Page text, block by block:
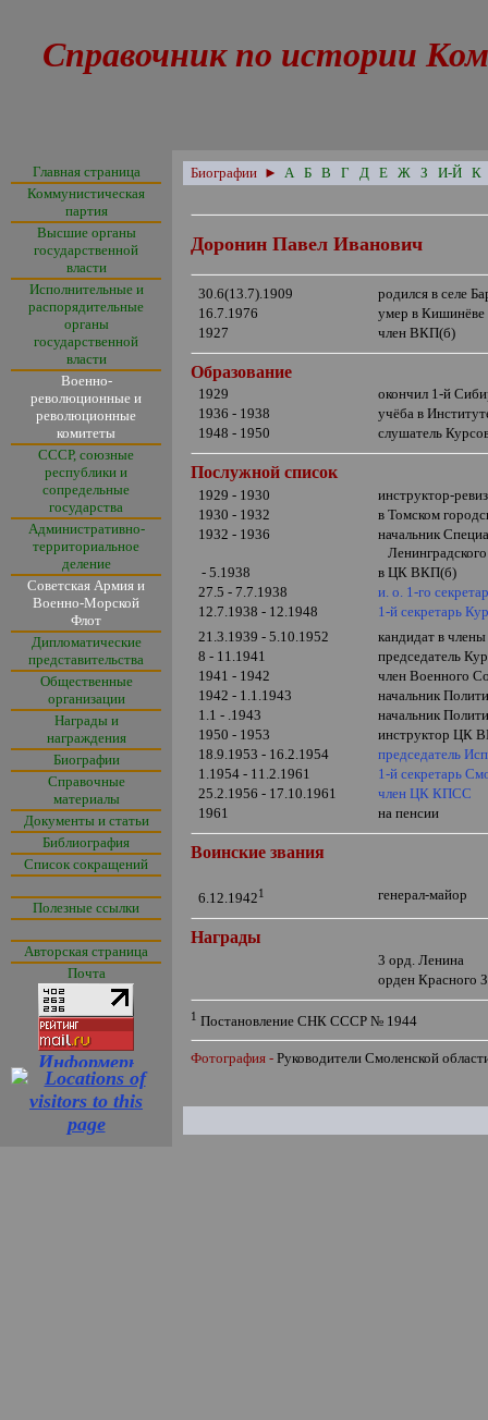
Справочник по истории
Главная страница
Коммунистическая
партия
Высшие органы
государственной
власти
Исполнительные и
распорядительные
органы
государственной
власти
Военно-
революционные и
революционные
комитеты
СССР, союзные
республики и
сопредельные
государства
Административно-
территориальное
деление
Советская Армия и
Военно-Морской
Флот
Дипломатические
представительства
Общественные
организации
Награды и
награждения
Биографии
Справочные
материалы
Документы и статьи
Библиография
Список сокращений
Полезные ссылки
Авторская страница
Почта
Биографии ► А Б В Г Д Е Ж З И-Й К
Доронин Павел Иванович
30.6(13.7).1909
родился в селе
16.7.1976
умер в Кишинёве
1927
член ВКП(б)
Образование
1929
окончил 1-й
1936 - 1938
учёба в
1948 - 1950
слушатель
Послужной список
1929 - 1930
инструктор-
1930 - 1932
в Томском
1932 - 1936
начальник
- 5.1938
в ЦК ВКП(б)
27.5 - 7.7.1938
и. о. 1-го
12.7.1938 - 12.1948
1-й секретарь
21.3.1939 - 5.10.1952
кандидат в
8 - 11.1941
председатель
1941 - 1942
член Военного
1942 - 1.1.1943
начальник
1.1 - .1943
начальник
1950 - 1953
инструктор ЦК
18.9.1953 - 16.2.1954
председатель
1.1954 - 11.2.1961
1-й секретарь
25.2.1956 - 17.10.1961
член ЦК КПСС
1961
на пенсии
Воинские звания
6.12.19421 генерал-майор
Награды
3 орд. Ленина
орден Красного
1 Постановление СНК СССР № 1944
Фотография - Руководители Смоленской